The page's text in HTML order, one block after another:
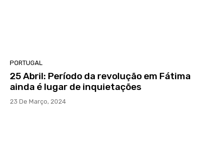
PORTUGAL
25 Abril: Período da revolução em Fátima
ainda é lugar de inquietações
23 De Março, 2024